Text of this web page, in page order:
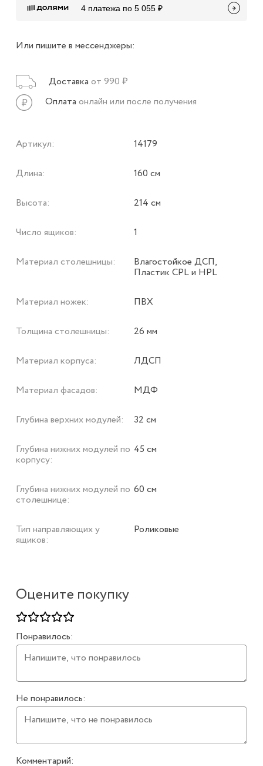
Оцените покупку
Понравилось:
Не понравилось:
Комментарий:
4 платежа по 5 055 ₽
Или пишите в мессенджеры:
Доставка от 990 ₽
Оплата онлайн или после получения
Артикул: 14179
Длина: 160 см
Высота: 214 см
Число ящиков: 1
Материал столешницы: Влагостойкое ДСП,
Пластик CPL и HPL
Материал ножек: ПВХ
Толщина столешницы: 26 мм
Материал корпуса: ЛДСП
Материал фасадов: МДФ
Глубина верхних модулей: 32 см
Глубина нижних модулей по
корпусу:
45 см
Глубина нижних модулей по
столешнице:
60 см
Тип направляющих у
ящиков:
Роликовые